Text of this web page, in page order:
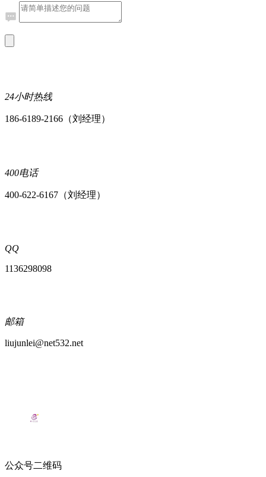
24小时热线
186-6189-2166（刘经理）
400电话
400-622-6167（刘经理）
QQ
1136298098
邮箱
liujunlei@net532.net
公众号二维码